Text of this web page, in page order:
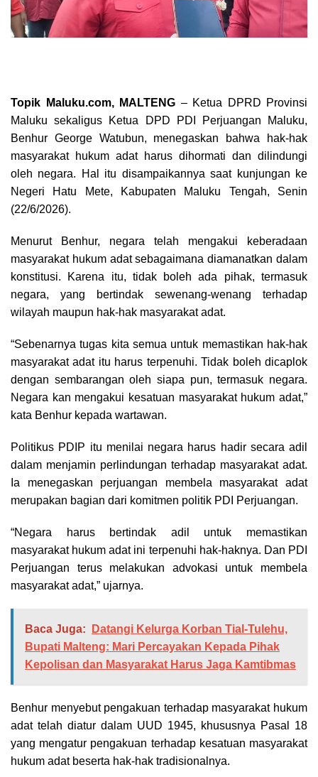
Topik Maluku.com, MALTENG – Ketua DPRD Provinsi
Maluku sekaligus Ketua DPD PDI Perjuangan Maluku,
Benhur George Watubun, menegaskan bahwa hak-hak
masyarakat hukum adat harus dihormati dan dilindungi
oleh negara. Hal itu disampaikannya saat kunjungan ke
Negeri Hatu Mete, Kabupaten Maluku Tengah, Senin
(22/6/2026).
Menurut Benhur, negara telah mengakui keberadaan
masyarakat hukum adat sebagaimana diamanatkan dalam
konstitusi. Karena itu, tidak boleh ada pihak, termasuk
negara, yang bertindak sewenang-wenang terhadap
wilayah maupun hak-hak masyarakat adat.
“Sebenarnya tugas kita semua untuk memastikan hak-hak
masyarakat adat itu harus terpenuhi. Tidak boleh dicaplok
dengan sembarangan oleh siapa pun, termasuk negara.
Negara kan mengakui kesatuan masyarakat hukum adat,”
kata Benhur kepada wartawan.
Politikus PDIP itu menilai negara harus hadir secara adil
dalam menjamin perlindungan terhadap masyarakat adat.
Ia menegaskan perjuangan membela masyarakat adat
merupakan bagian dari komitmen politik PDI Perjuangan.
“Negara harus bertindak adil untuk memastikan
masyarakat hukum adat ini terpenuhi hak-haknya. Dan PDI
Perjuangan terus melakukan advokasi untuk membela
masyarakat adat,” ujarnya.
Baca Juga:
Datangi Kelurga Korban Tial-Tulehu,
Bupati Malteng: Mari Percayakan Kepada Pihak
Kepolisan dan Masyarakat Harus Jaga Kamtibmas
Benhur menyebut pengakuan terhadap masyarakat hukum
adat telah diatur dalam UUD 1945, khususnya Pasal 18
yang mengatur pengakuan terhadap kesatuan masyarakat
hukum adat beserta hak-hak tradisionalnya.